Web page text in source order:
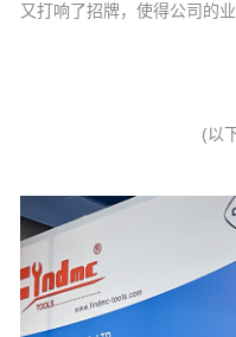
又打响了招牌，使得公司的业
(以